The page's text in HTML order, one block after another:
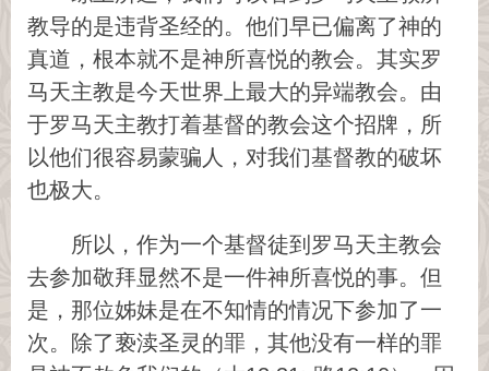
教导的是违背圣经的。他们早已偏离了神的
真道，根本就不是神所喜悦的教会。其实罗
马天主教是今天世界上最大的异端教会。由
于罗马天主教打着基督的教会这个招牌，所
以他们很容易蒙骗人，对我们基督教的破坏
也极大。
所以，作为一个基督徒到罗马天主教会
去参加敬拜显然不是一件神所喜悦的事。但
是，那位姊妹是在不知情的情况下参加了一
次。除了亵渎圣灵的罪，其他没有一样的罪